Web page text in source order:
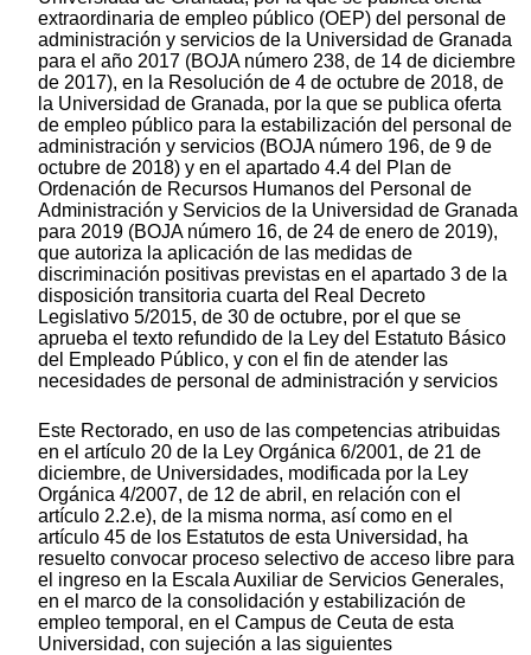
extraordinaria de empleo público (OEP) del personal de
administración y servicios de la Universidad de Granada
para el año 2017 (BOJA número 238, de 14 de diciembre
de 2017), en la Resolución de 4 de octubre de 2018, de
la Universidad de Granada, por la que se publica oferta
de empleo público para la estabilización del personal de
administración y servicios (BOJA número 196, de 9 de
octubre de 2018) y en el apartado 4.4 del Plan de
Ordenación de Recursos Humanos del Personal de
Administración y Servicios de la Universidad de Granada
para 2019 (BOJA número 16, de 24 de enero de 2019),
que autoriza la aplicación de las medidas de
discriminación positivas previstas en el apartado 3 de la
disposición transitoria cuarta del Real Decreto
Legislativo 5/2015, de 30 de octubre, por el que se
aprueba el texto refundido de la Ley del Estatuto Básico
del Empleado Público, y con el fin de atender las
necesidades de personal de administración y servicios
Este Rectorado, en uso de las competencias atribuidas
en el artículo 20 de la Ley Orgánica 6/2001, de 21 de
diciembre, de Universidades, modificada por la Ley
Orgánica 4/2007, de 12 de abril, en relación con el
artículo 2.2.e), de la misma norma, así como en el
artículo 45 de los Estatutos de esta Universidad, ha
resuelto convocar proceso selectivo de acceso libre para
el ingreso en la Escala Auxiliar de Servicios Generales,
en el marco de la consolidación y estabilización de
empleo temporal, en el Campus de Ceuta de esta
Universidad, con sujeción a las siguientes